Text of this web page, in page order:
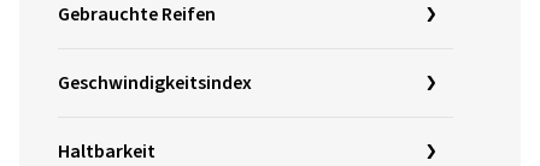
Gebrauchte Reifen
Geschwindigkeitsindex
Haltbarkeit